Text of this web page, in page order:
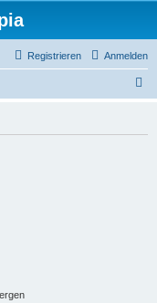
Anmelden
Registrieren